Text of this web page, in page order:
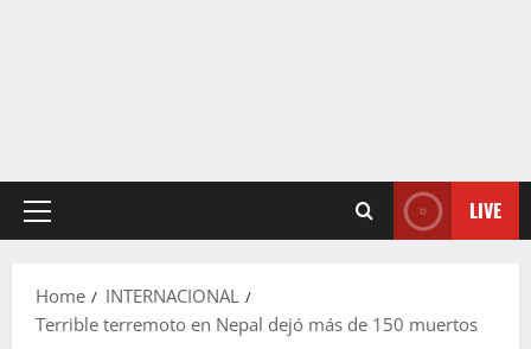
Primary
LIVE
Home
INTERNACIONAL
Terrible terremoto en Nepal dejó más de 150 muertos